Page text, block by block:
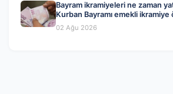
Bayram ikramiyeleri ne zaman
Kurban Bayramı emekli
02 Ağu 2026